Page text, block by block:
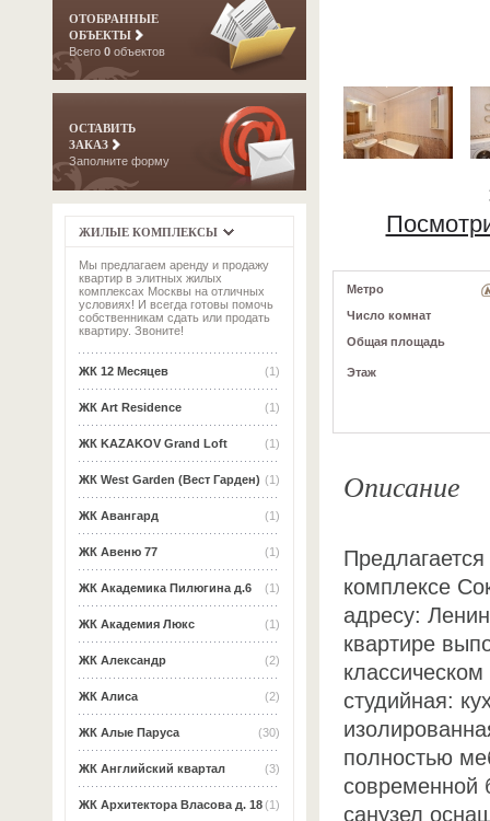
ОТОБРАННЫЕ
ОБЪЕКТЫ
Всего 0 объектов
ОСТАВИТЬ
ЗАКАЗ
Заполните форму
ЖИЛЫЕ КОМПЛЕКСЫ
Мы предлагаем аренду и продажу
квартир в элитных жилых
комплексах Москвы на отличных
условиях! И всегда готовы помочь
собственникам сдать или продать
квартиру. Звоните!
(1)
ЖК 12 Месяцев
(1)
ЖК Art Residence
(1)
ЖК KAZAKOV Grand Loft
(1)
ЖК West Garden (Вест Гарден)
(1)
ЖК Авангард
(1)
ЖК Авеню 77
(1)
ЖК Академика Пилюгина д.6
(1)
ЖК Академия Люкс
(2)
ЖК Александр
(2)
ЖК Алиса
(30)
ЖК Алые Паруса
(3)
ЖК Английский квартал
(1)
ЖК Архитектора Власова д. 18
Метро
Число комнат
Общая площадь
Этаж
Описание
комплексе
адресу:
квартире
студийная:
полностью
современной
санузел